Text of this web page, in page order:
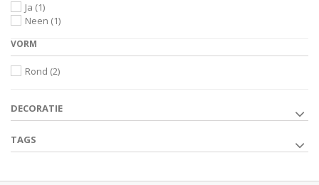
Ja (1)
Neen (1)
VORM
Rond (2)
DECORATIE
TAGS